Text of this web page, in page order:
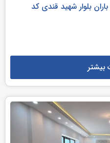
باران بلوار شهید قندی کد
بیشتر